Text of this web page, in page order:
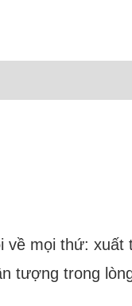
mọi thứ: xuất
tượng trong